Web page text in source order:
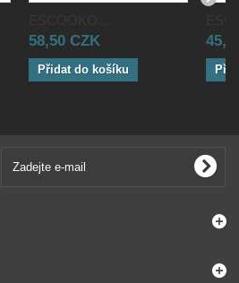
58,50 CZK
Přidat do košíku